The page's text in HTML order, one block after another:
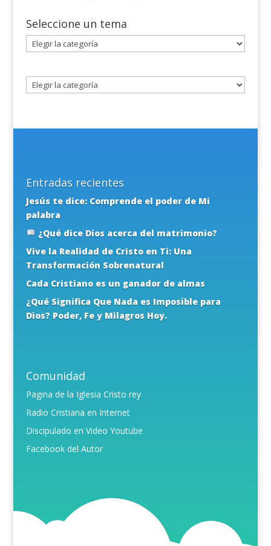
Seleccione un tema
Seleccione
un
Entradas recientes
Jesús te dice: Comprende el poder de Mi
palabra
¿Qué dice Dios acerca del matrimonio?
Vive la Realidad de Cristo en Ti: Una
Transformación Sobrenatural
Cada Cristiano es un ganador de almas
¿Qué Significa Que Nada es Imposible para
Dios? Poder, Fe y Milagros Hoy.
Comunidad
Pagina de la Iglesia Cristo rey
Radio Cristiana en Internet
Discipulado en Video Youtube
Facebook del Autor